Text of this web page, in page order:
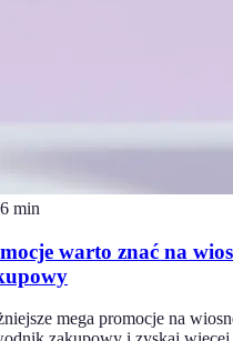
6 min
warto znać na
mega promocje na